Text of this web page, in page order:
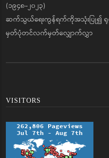
(၁၉၄၈-၂၀၂၃)
ဆက်သွယ်ရေးကွန်ရက်ကိုအသုံးပြု၍ ရုပ်
မှတ်ပုံတင်လက်မှတ်လျှောက်လွှာ
VISITORS